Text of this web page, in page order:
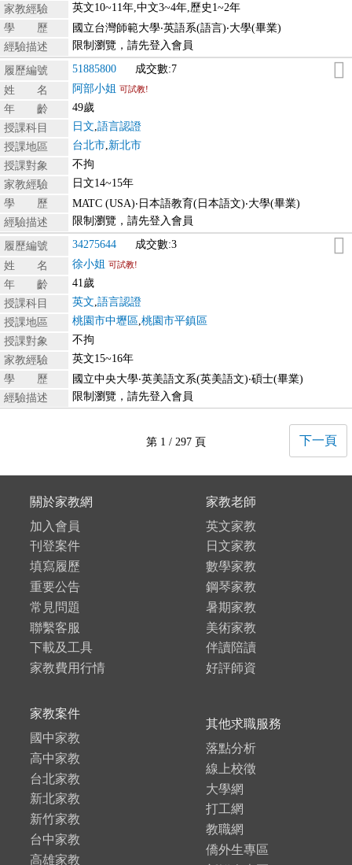
家教經驗
英文10~11年,中文3~4年,歷史1~2年
學 歷
國立台灣師範大學‧英語系(語言)‧大學(畢業)
經驗描述
限制瀏覽，請先登入會員
履歷編號 51885800
成交數:7
姓 名
阿部小姐 可試教!
年 齡
49歲
授課科目
日文 語言認證
授課地區
台北市 新北市
授課對象
不拘
家教經驗
日文14~15年
學 歷
MATC (USA)‧日本語教育(日本語文)‧大學(畢業)
經驗描述
限制瀏覽，請先登入會員
履歷編號 34275644
成交數:3
姓 名
徐小姐 可試教!
年 齡
41歲
授課科目
英文 語言認證
授課地區
桃園市中壢區 桃園市平鎮區
授課對象
不拘
家教經驗
英文15~16年
學 歷
國立中央大學‧英美語文系(英美語文)‧碩士(畢業)
經驗描述
限制瀏覽，請先登入會員
第 1 / 297 頁 下一頁
關於家教網
加入會員
刊登案件
填寫履歷
重要公告
常見問題
聯繫客服
下載及工具
家教費用行情
家教老師
英文家教
日文家教
數學家教
鋼琴家教
暑期家教
美術家教
伴讀陪讀
好評師資
家教案件
國中家教
高中家教
台北家教
新北家教
新竹家教
台中家教
高雄家教
其他求職服務
落點分析
線上校徵
大學網
打工網
教職網
僑外生專區